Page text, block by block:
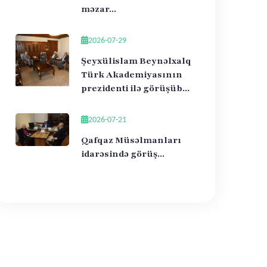
məzar...
2026-07-29
Şeyxülislam Beynəlxalq
Türk Akademiyasının
prezidenti ilə görüşüb...
2026-07-21
Qafqaz Müsəlmanları
idarəsində görüş...